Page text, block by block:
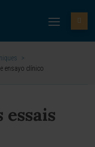
>
ensayo clínico
essais